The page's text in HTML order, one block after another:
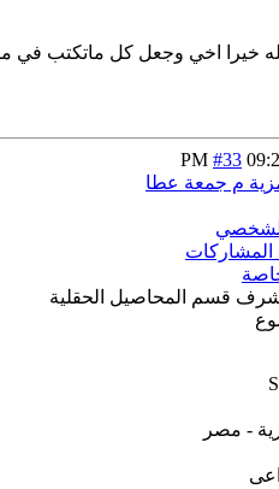
خيرا اخي وجعل كل ماتكتب
09:27
#33
قسم المحاصيل الحقلية
- مصر